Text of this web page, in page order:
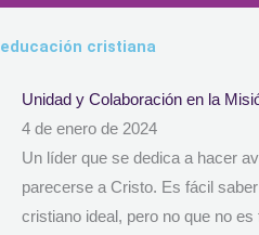
educación cristiana
Unidad y Colaboración en la
4 de enero de 2024
Un líder que se dedica a hacer
parecerse a Cristo. Es fácil
cristiano ideal, pero no que no